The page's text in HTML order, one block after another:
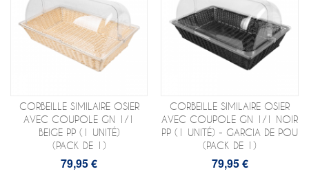
CORBEILLE SIMILAIRE OSIER
AVEC COUPOLE GN 1/1
BEIGE PP (1 UNITÉ)
(PACK DE 1)
79,95 €
CORBEILLE SIMILAIRE OSIER
AVEC COUPOLE GN 1/1 NOIR
PP (1 UNITÉ) - GARCIA DE POU
(PACK DE 1)
79,95 €